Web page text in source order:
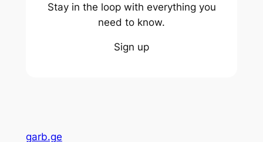
Stay in the loop with everything you
need to know.
Sign up
garb.ge